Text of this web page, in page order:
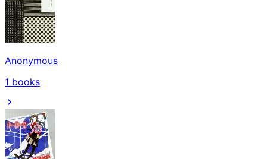
Anonymous
1 books